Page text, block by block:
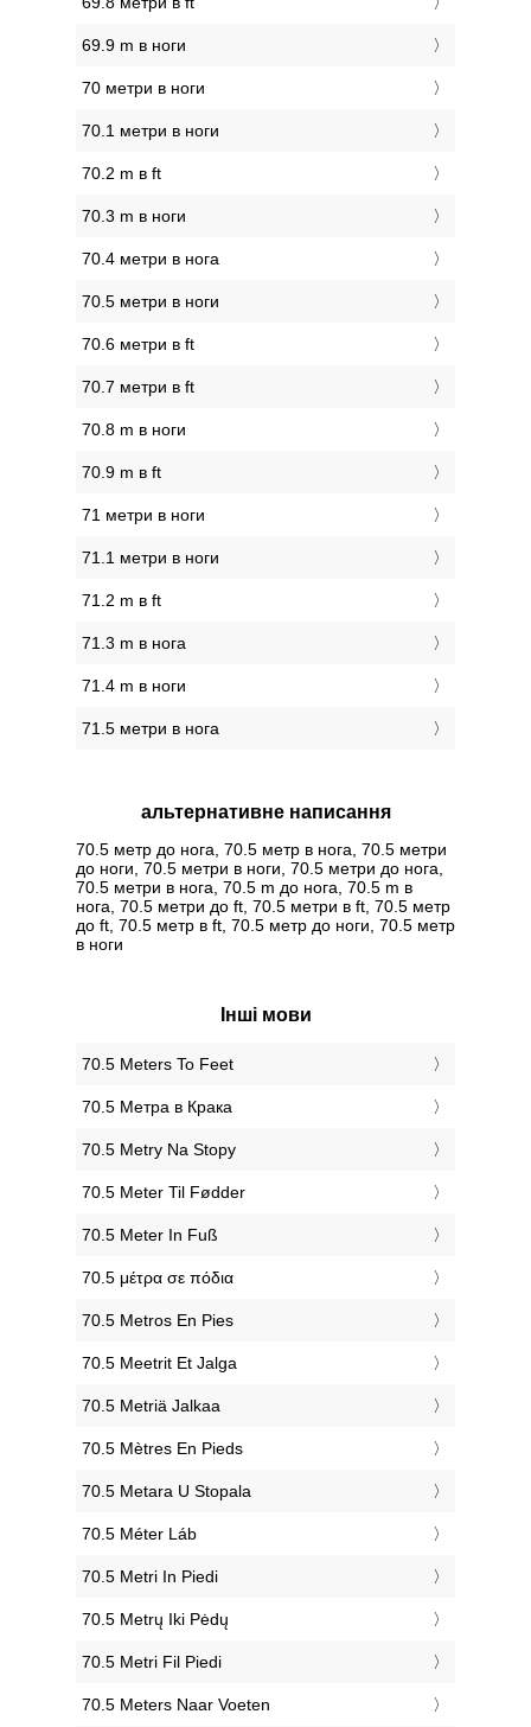
69.9 m в ноги
70 метри в ноги
70.1 метри в ноги
70.2 m в ft
70.3 m в ноги
70.4 метри в нога
70.5 метри в ноги
70.6 метри в ft
70.7 метри в ft
70.8 m в ноги
70.9 m в ft
71 метри в ноги
71.1 метри в ноги
71.2 m в ft
71.3 m в нога
71.4 m в ноги
71.5 метри в нога
альтернативне написання
70.5 метр до нога, 70.5 метр в нога, 70.5 метри
до ноги, 70.5 метри в ноги, 70.5 метри до нога,
70.5 метри в нога, 70.5 m до нога, 70.5 m в
нога, 70.5 метри до ft, 70.5 метри в ft, 70.5 метр
до ft, 70.5 метр в ft, 70.5 метр до ноги, 70.5 метр
в ноги
Інші мови
‎70.5 Meters To Feet
‎70.5 Метра в Крака
‎70.5 Metry Na Stopy
‎70.5 Meter Til Fødder
‎70.5 Meter In Fuß
‎70.5 μέτρα σε πόδια
‎70.5 Metros En Pies
‎70.5 Meetrit Et Jalga
‎70.5 Metriä Jalkaa
‎70.5 Mètres En Pieds
‎70.5 Metara U Stopala
‎70.5 Méter Láb
‎70.5 Metri In Piedi
‎70.5 Metrų Iki Pėdų
‎70.5 Metri Fil Piedi
‎70.5 Meters Naar Voeten